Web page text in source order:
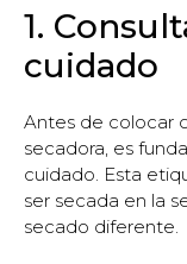
1.
cuidado
Antes de colocar
secadora, es
cuidado. Esta
ser secada en la
secado diferente.